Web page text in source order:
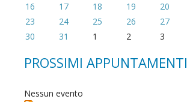
16
17 18 19 20
23
24 25 26 27
30
31 1 2 3
PROSSIMI APPUNTAMENTI
Nessun evento